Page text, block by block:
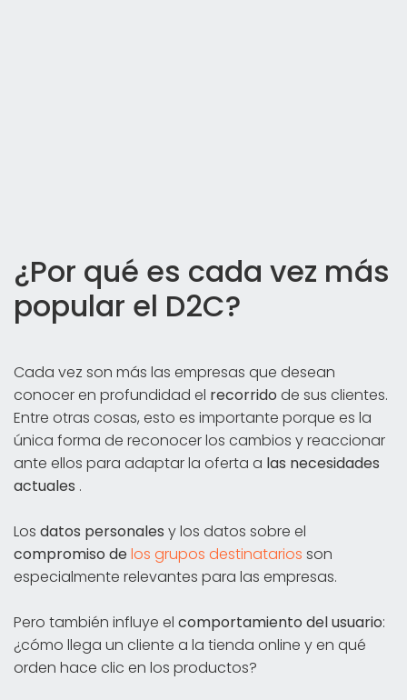
¿Por qué es cada vez más
popular el D2C?
Cada vez son más las empresas que desean
conocer en profundidad el recorrido de sus clientes.
Entre otras cosas, esto es importante porque es la
única forma de reconocer los cambios y reaccionar
ante ellos para adaptar la oferta a las necesidades
actuales .
Los datos personales y los datos sobre el
compromiso delos grupos destinatarios son
especialmente relevantes para las empresas.
Pero también influye el comportamiento del usuario:
¿cómo llega un cliente a la tienda online y en qué
orden hace clic en los productos?